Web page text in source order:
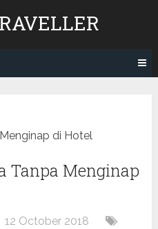
di Hotel
Tanpa Menginap
12 October 2018